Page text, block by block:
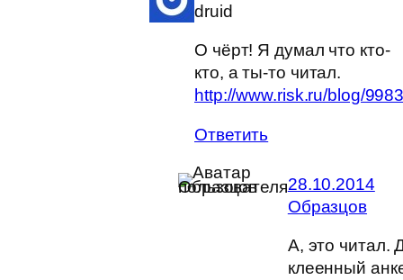
druid
О чёрт! Я думал что кто-
кто, а ты-то читал.
http://www.risk.ru/blog/
Ответить
28.10.2014
Образцов
А, это читал.
клеенный